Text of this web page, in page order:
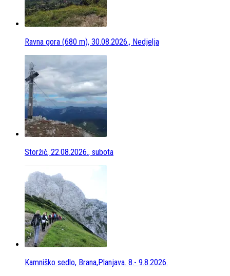
Ravna gora (680 m), 30.08.2026., Nedjelja
Storžič, 22.08.2026., subota
Kamniško sedlo, Brana,Planjava. 8.- 9.8.2026.